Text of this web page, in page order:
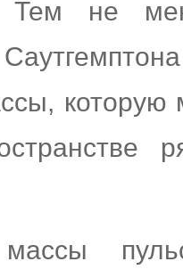
Тем не
которую